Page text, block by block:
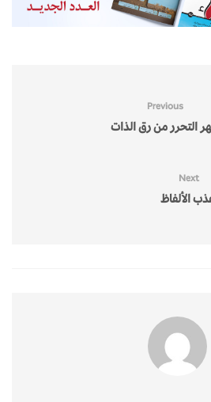
Previous
التحرر من رق الذات
Next
الألفاظ